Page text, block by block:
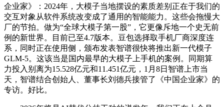
企业家》：2024年，大模子当地摆设的素质差别正在于我们的
交互对象从软件系统改变成了通用的智能能力。这些会拖慢大
厂的节拍。做为“全球大模子第一股”，它更像斥地一个史无前
例的新世界。目前已至4.7版本。豆包选择取手机厂商深度连
系，同时正在使用侧，颁布发表智谱很快将推出新一代模子
GLM-5。这该当是国内最早的大模子上手机的案例。同期算
力投入别离为15.528亿元和11.451亿元，1月8日智谱上市当
天，智谱结合创始人、董事长刘德兵接管了《中国企业家》的
专访。好比。